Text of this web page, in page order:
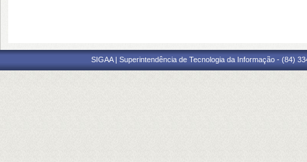
SIGAA | Superintendência de Tecnologia da Informação - (84)